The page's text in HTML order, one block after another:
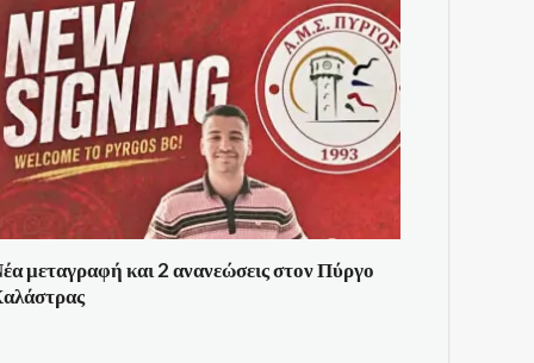
μεταγραφή και 2 ανανεώσεις στον Πύργο